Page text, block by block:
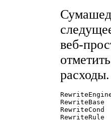
веб-
расходы.
RewriteCond